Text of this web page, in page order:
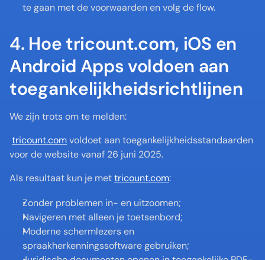
te gaan met de voorwaarden en volg de flow.
4. Hoe tricount.com, iOS en
Android Apps voldoen aan
toegankelijkheidsrichtlijnen
We zijn trots om te melden:
tricount.com voldoet aan toegankelijkheidsstandaarden
voor de website vanaf 26 juni 2025.
Als resultaat kun je met tricount.com:
Zonder problemen in- en uitzoomen;
Navigeren met alleen je toetsenbord;
Moderne schermlezers en
spraakherkenningssoftware gebruiken;